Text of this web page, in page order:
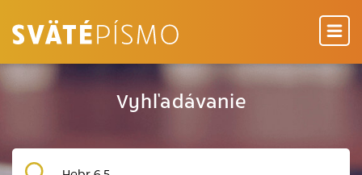
Vyhľadávanie